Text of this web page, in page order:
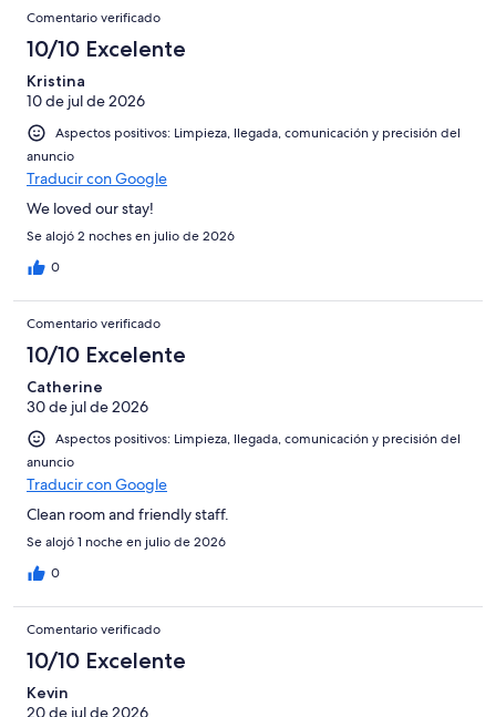
Comentario verificado
10/10 Excelente
Kristina
10 de jul de 2026
Aspectos positivos: Limpieza, llegada, comunicación y precisión del
anuncio
Traducir con Google
We loved our stay!
Se alojó 2 noches en julio de 2026
0
Comentario verificado
10/10 Excelente
Catherine
30 de jul de 2026
Aspectos positivos: Limpieza, llegada, comunicación y precisión del
anuncio
Traducir con Google
Clean room and friendly staff.
Se alojó 1 noche en julio de 2026
0
Comentario verificado
10/10 Excelente
Kevin
20 de jul de 2026